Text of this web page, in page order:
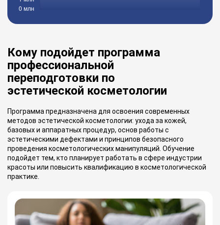
Кому подойдет программа
профессиональной
переподготовки по
эстетической косметологии
Программа предназначена для освоения современных
методов эстетической косметологии: ухода за кожей,
базовых и аппаратных процедур, основ работы с
эстетическими дефектами и принципов безопасного
проведения косметологических манипуляций. Обучение
подойдет тем, кто планирует работать в сфере индустрии
красоты или повысить квалификацию в косметологической
практике.